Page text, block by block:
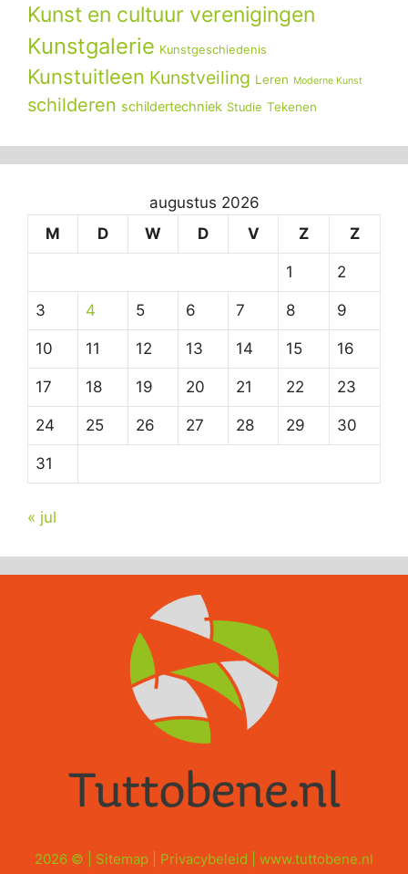
Kunst en cultuur verenigingen
Kunstgalerie Kunstgeschiedenis
Kunstuitleen Kunstveiling Leren Moderne Kunst
schilderen schildertechniek Studie Tekenen
augustus 2026
M
D W D V Z Z
1 2
3 4 5 6 7 8 9
10 11 12 13 14 15 16
17 18 19 20 21 22 23
24 25 26 27 28 29 30
31
« jul
2026 © | Sitemap Privacybeleid www.tuttobene.nl